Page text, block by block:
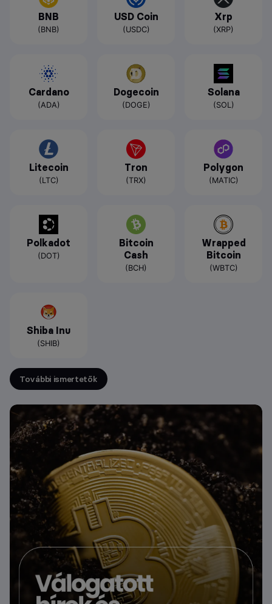
BNB
(BNB)
USD Coin
(USDC)
Xrp
(XRP)
Cardano
(ADA)
Dogecoin
(DOGE)
Solana
(SOL)
Litecoin
(LTC)
Tron
(TRX)
Polygon
(MATIC)
Polkadot
(DOT)
Bitcoin
Cash
(BCH)
Wrapped
Bitcoin
(WBTC)
Shiba Inu
(SHIB)
További ismertetők